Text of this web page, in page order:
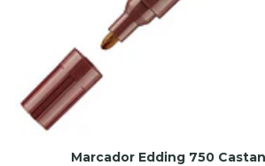
Marcador Edding 750